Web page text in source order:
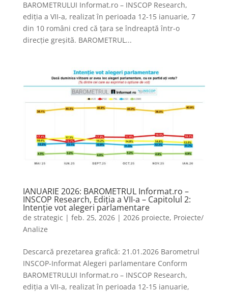
BAROMETRULUI Informat.ro – INSCOP Research,
ediția a VII-a, realizat în perioada 12-15 ianuarie, 7
din 10 români cred că țara se îndreaptă într-o
direcție greșită. BAROMETRUL...
IANUARIE 2026: BAROMETRUL Informat.ro –
INSCOP Research, Ediția a VII-a – Capitolul 2:
Intenție vot alegeri parlamentare
de strategic | feb. 25, 2026| 2026 proiecte, Proiecte/
Analize
Descarcă prezetarea grafică: 21.01.2026 Barometrul
INSCOP-Informat Alegeri parlamentare Conform
BAROMETRULUI Informat.ro – INSCOP Research,
ediția a VII-a, realizat în perioada 12-15 ianuarie,